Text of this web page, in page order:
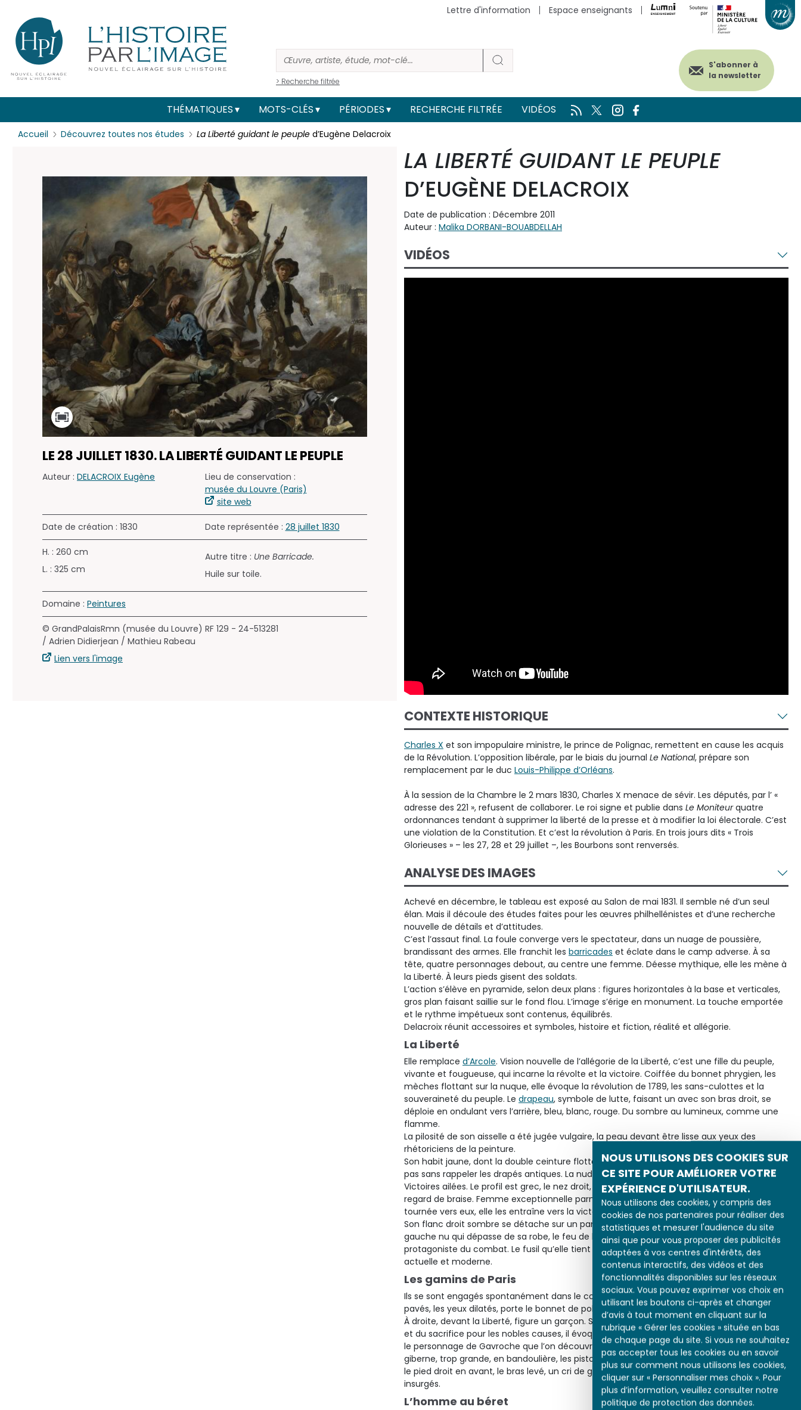
NOUS UTILISONS DES COOKIES SUR
CE SITE POUR AMÉLIORER VOTRE
EXPÉRIENCE D'UTILISATEUR.
Nous utilisons des cookies, y compris des
cookies de nos partenaires pour réaliser des
statistiques et mesurer l'audience du site
ainsi que pour vous proposer des publicités
adaptées à vos centres d'intérêts, des
contenus interactifs, des vidéos et des
fonctionnalités disponibles sur les réseaux
sociaux. Vous pouvez exprimer vos choix en
utilisant les boutons ci-après et changer
d’avis à tout moment en cliquant sur la
rubrique « Gérer les cookies » située en bas
de chaque page du site. Si vous ne souhaitez
pas accepter tous les cookies ou en savoir
plus sur comment nous utilisons les cookies,
cliquer sur « Personnaliser mes choix ». Pour
plus d’information, veuillez consulter notre
politique de protection des données.
> Recherche filtrée
Menu
secondaire
(header)
Lettre d'information Espace enseignants
S'abonner à
la newsletter
Main
navigation
THÉMATIQUES MOTS-CLÉS PÉRIODES RECHERCHE FILTRÉE VIDÉOS
Accueil Découvrez toutes nos études La Liberté guidant le peuple d’Eugène Delacroix
LE 28 JUILLET 1830. LA LIBERTÉ GUIDANT LE PEUPLE
Auteur : DELACROIX Eugène
Lieu de conservation :
musée du Louvre (Paris)
site web
Date de création : 1830 Date représentée : 28 juillet 1830
H. : 260 cm
L. : 325 cm
Autre titre : Une Barricade.
Huile sur toile.
Domaine : Peintures
© GrandPalaisRmn (musée du Louvre)
/ Adrien Didierjean / Mathieu Rabeau
Lien vers l'image
RF 129 - 24-513281
LA LIBERTÉ GUIDANT LE PEUPLE
D’EUGÈNE DELACROIX
Date de publication : Décembre 2011
Auteur : Malika DORBANI-BOUABDELLAH
VIDÉOS
CONTEXTE HISTORIQUE
Charles X et son impopulaire ministre, le prince de Polignac, remettent en cause les acquis
de la Révolution. L’opposition libérale, par le biais du journal Le National, prépare son
remplacement par le duc Louis-Philippe d’Orléans.
À la session de la Chambre le 2 mars 1830, Charles X menace de sévir. Les députés, par l’ «
adresse des 221 », refusent de collaborer. Le roi signe et publie dans Le Moniteurquatre
ordonnances tendant à supprimer la liberté de la presse et à modifier la loi électorale. C’est
une violation de la Constitution. Et c’est la révolution à Paris. En trois jours dits « Trois
Glorieuses » – les 27, 28 et 29 juillet –, les Bourbons sont renversés.
ANALYSE DES IMAGES
Achevé en décembre, le tableau est exposé au Salon de mai 1831. Il semble né d’un seul
élan. Mais il découle des études faites pour les œuvres philhellénistes et d’une recherche
nouvelle de détails et d’attitudes.
C’est l’assaut final. La foule converge vers le spectateur, dans un nuage de poussière,
brandissant des armes. Elle franchit les barricades et éclate dans le camp adverse. À sa
tête, quatre personnages debout, au centre une femme. Déesse mythique, elle les mène à
la Liberté. À leurs pieds gisent des soldats.
L’action s’élève en pyramide, selon deux plans : figures horizontales à la base et verticales,
gros plan faisant saillie sur le fond flou. L’image s’érige en monument. La touche emportée
et le rythme impétueux sont contenus, équilibrés.
Delacroix réunit accessoires et symboles, histoire et fiction, réalité et allégorie.
La Liberté
Elle remplace d’Arcole. Vision nouvelle de l’allégorie de la Liberté, c’est une fille du peuple,
vivante et fougueuse, qui incarne la révolte et la victoire. Coiffée du bonnet phrygien, les
mèches flottant sur la nuque, elle évoque la révolution de 1789, les sans-culottes et la
souveraineté du peuple. Le drapeau, symbole de lutte, faisant un avec son bras droit, se
déploie en ondulant vers l’arrière, bleu, blanc, rouge. Du sombre au lumineux, comme une
flamme.
La pilosité de son aisselle a été jugée vulgaire, la peau devant être lisse aux yeux des
rhétoriciens de la peinture.
Son habit jaune, dont la double ceinture flotte au vent, glisse au-dessous des seins et n’est
pas sans rappeler les drapés antiques. La nudité relève du réalisme érotique et l’associe aux
Victoires ailées. Le profil est grec, le nez droit, la bouche généreuse, le menton délicat, le
regard de braise. Femme exceptionnelle parmi les hommes, déterminée et noble, la tête
tournée vers eux, elle les entraîne vers la victoire finale. Le corps profilé est éclairé à droite.
Son flanc droit sombre se détache sur un panache de fumée. Appuyée sur son pied
gauche nu qui dépasse de sa robe, le feu de l’action la transfigure. L’allégorie est la vraie
protagoniste du combat. Le fusil qu’elle tient à la main gauche, modèle 1816, la rend réelle,
actuelle et moderne.
Les gamins de Paris
Ils se sont engagés spontanément dans le combat. L’un d’entre eux, à gauche, agrippé aux
pavés, les yeux dilatés, porte le bonnet de police des voltigeurs de la garde.
À droite, devant la Liberté, figure un garçon. Symbole de la jeunesse révoltée par l’injustice
et du sacrifice pour les nobles causes, il évoque, avec son béret de velours noir d’étudiant,
le personnage de Gavroche que l’on découvrira dansLes Misérables trente ans plus tard. La
giberne, trop grande, en bandoulière, les pistolets de cavalerie aux mains, il avance de face,
le pied droit en avant, le bras levé, un cri de guerre à la bouche. Il exhorte au combat les
insurgés.
L’homme au béret